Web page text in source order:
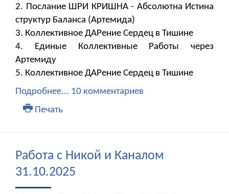
2. Послание ШРИ КРИШНА - Абсолютна Истина
структур Баланса (Артемида)
3. Коллективное ДАРение Сердец в Тишине
4. Единые Коллективные Работы через
Артемиду
5. Коллективное ДАРение Сердец в Тишине
Подробнее... 10 комментариев
Печать
Работа с Никой и Каналом
31.10.2025